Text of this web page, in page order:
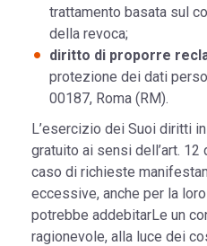
trattamento basata sul
della revoca;
diritto di proporre
protezione dei dati
00187, Roma (RM).
L’esercizio dei Suoi diritti
gratuito ai sensi dell’art. 12
caso di richieste
eccessive, anche per la
potrebbe addebitarLe un
ragionevole, alla luce dei